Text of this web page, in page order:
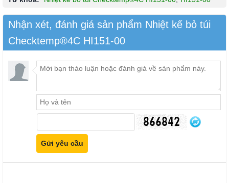
Nhận xét, đánh giá sản phẩm Nhiệt kế bỏ túi
Checktemp®4C HI151-00